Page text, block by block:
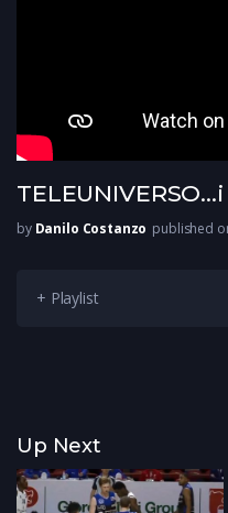
by Danilo Costanzo published
+ Playlist
Up Next